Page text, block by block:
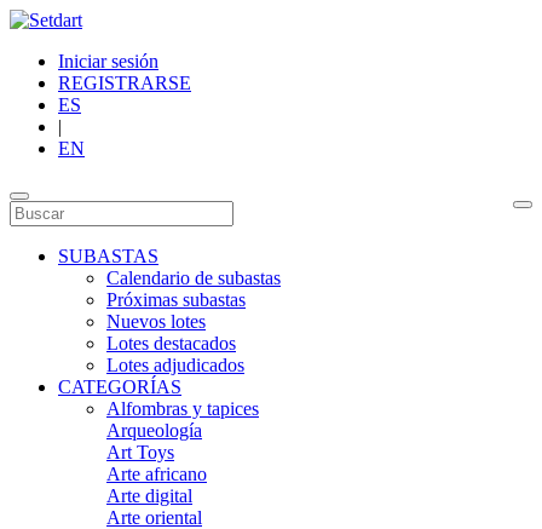
Iniciar sesión
REGISTRARSE
ES
|
EN
SUBASTAS
Calendario de subastas
Próximas subastas
Nuevos lotes
Lotes destacados
Lotes adjudicados
CATEGORÍAS
Alfombras y tapices
Arqueología
Art Toys
Arte africano
Arte digital
Arte oriental